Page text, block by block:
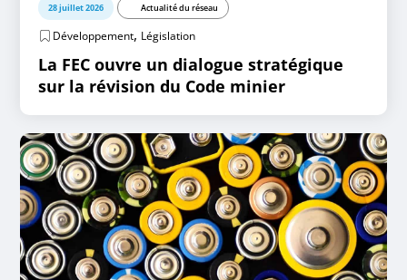
28 juillet 2026 Actualité du réseau
Développement, Législation
La FEC ouvre un dialogue stratégique
sur la révision du Code minier